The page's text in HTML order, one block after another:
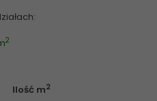
2
Ilość m2